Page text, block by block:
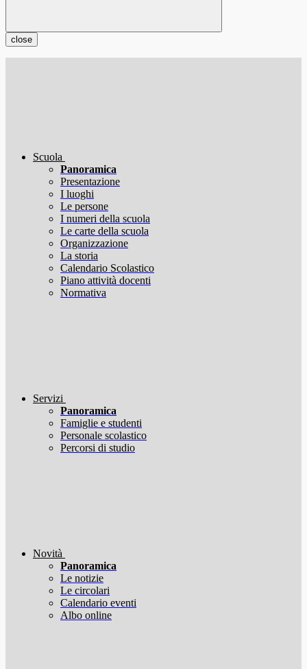
close
Scuola
Panoramica
Presentazione
I luoghi
Le persone
I numeri della scuola
Le carte della scuola
Organizzazione
La storia
Calendario Scolastico
Piano attività docenti
Normativa
Servizi
Panoramica
Famiglie e studenti
Personale scolastico
Percorsi di studio
Novità
Panoramica
Le notizie
Le circolari
Calendario eventi
Albo online